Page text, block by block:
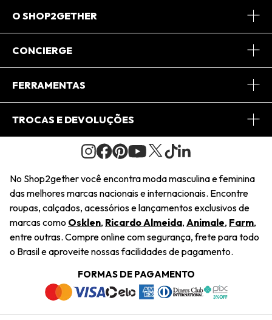
O SHOP2GETHER
Sobre Nós
Journal
Saiu na Mídia
Sustentabilidade
Navegando
Termos e Condições
Trabalhe Conosco
CONCIERGE
Central de Relacionamento
Regulamento e Promoções
FERRAMENTAS
Minha Conta
Pedido de Presente
Wishlist
TROCAS E DEVOLUÇÕES
Condições Gerais
Troca Fácil
Restituição de Pagamento
Dúvidas Frequentes
Termos e Condições
Política de Privacidade
No Shop2gether você encontra moda masculina e feminina
das melhores marcas nacionais e internacionais. Encontre
roupas, calçados, acessórios e lançamentos exclusivos de
marcas como Osklen, Ricardo Almeida, Animale, Farm,
entre outras. Compre online com segurança, frete para todo
o Brasil e aproveite nossas facilidades de pagamento.
FORMAS DE PAGAMENTO